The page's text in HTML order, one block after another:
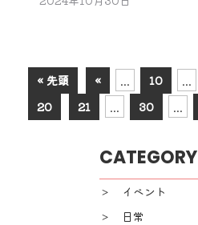
« 先頭 « 10
20
21 30
CATEGORY
＞ イベント
＞ 日常